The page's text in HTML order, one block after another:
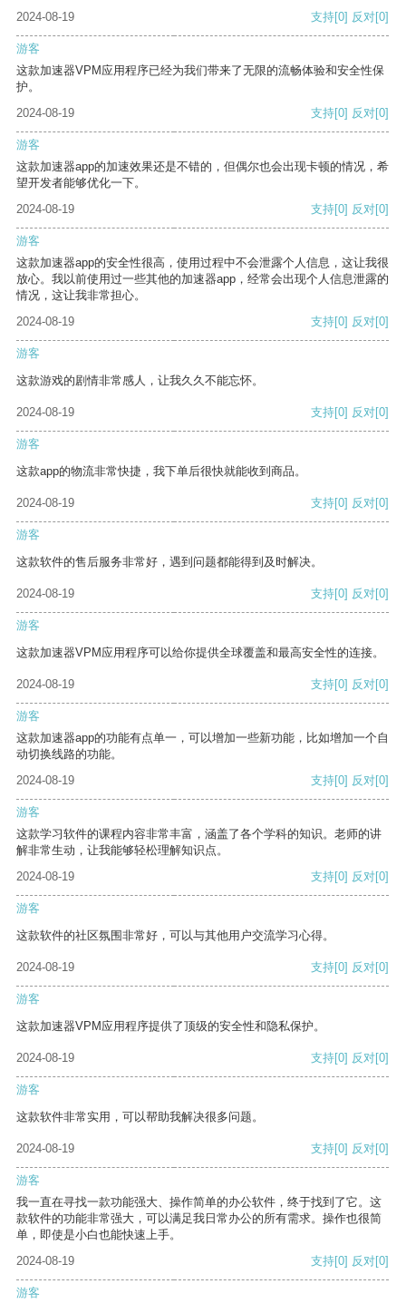
2024-08-19 支持[0] 反对[0]
游客
这款加速器VPM应用程序已经为我们带来了无限的流畅体验和安全性保
护。
2024-08-19
支持[0] 反对[0]
游客
这款加速器app的加速效果还是不错的，但偶尔也会出现卡顿的情况，希
望开发者能够优化一下。
2024-08-19
支持[0] 反对[0]
游客
这款加速器app的安全性很高，使用过程中不会泄露个人信息，这让我很
放心。我以前使用过一些其他的加速器app，经常会出现个人信息泄露的
情况，这让我非常担心。
2024-08-19
支持[0] 反对[0]
游客
这款游戏的剧情非常感人，让我久久不能忘怀。
2024-08-19 支持[0] 反对[0]
游客
这款app的物流非常快捷，我下单后很快就能收到商品。
2024-08-19 支持[0] 反对[0]
游客
这款软件的售后服务非常好，遇到问题都能得到及时解决。
2024-08-19 支持[0] 反对[0]
游客
这款加速器VPM应用程序可以给你提供全球覆盖和最高安全性的连接。
2024-08-19 支持[0] 反对[0]
游客
这款加速器app的功能有点单一，可以增加一些新功能，比如增加一个自
动切换线路的功能。
2024-08-19
支持[0] 反对[0]
游客
这款学习软件的课程内容非常丰富，涵盖了各个学科的知识。老师的讲
解非常生动，让我能够轻松理解知识点。
2024-08-19
支持[0] 反对[0]
游客
这款软件的社区氛围非常好，可以与其他用户交流学习心得。
2024-08-19 支持[0] 反对[0]
游客
这款加速器VPM应用程序提供了顶级的安全性和隐私保护。
2024-08-19 支持[0] 反对[0]
游客
这款软件非常实用，可以帮助我解决很多问题。
2024-08-19 支持[0] 反对[0]
游客
我一直在寻找一款功能强大、操作简单的办公软件，终于找到了它。这
款软件的功能非常强大，可以满足我日常办公的所有需求。操作也很简
单，即使是小白也能快速上手。
2024-08-19
支持[0] 反对[0]
游客